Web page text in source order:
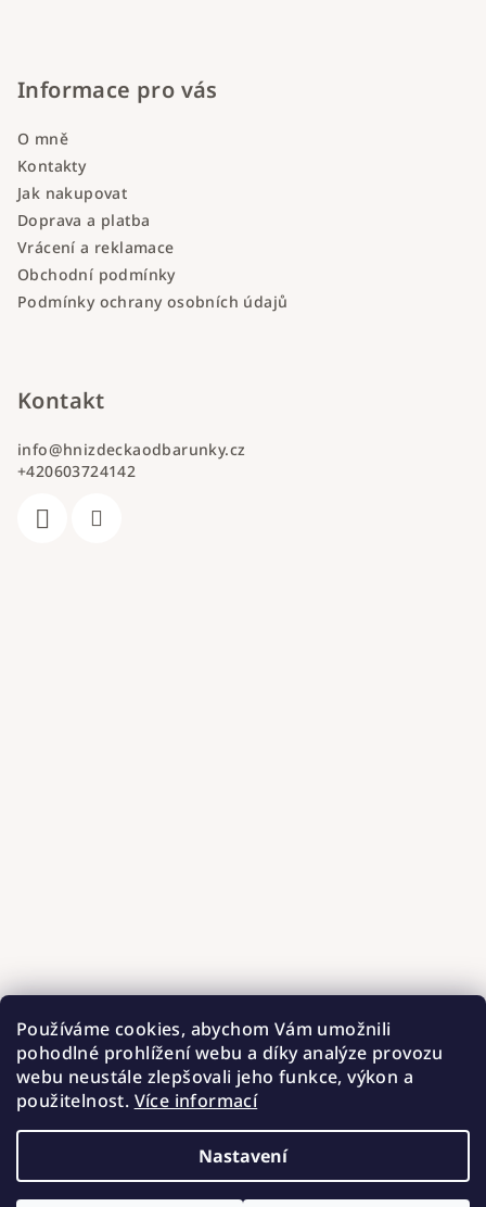
Používáme cookies, abychom Vám umožnili
pohodlné prohlížení webu a díky analýze provozu
webu neustále zlepšovali jeho funkce, výkon a
použitelnost. Více informací
Nastavení
Informace pro vás
O mně
Kontakty
Jak nakupovat
Doprava a platba
Vrácení a reklamace
Obchodní podmínky
Podmínky ochrany osobních údajů
Kontakt
info@hnizdeckaodbarunky.cz
+420603724142
Copyright 2026Hnízdečka od Barunky. Všechna práva